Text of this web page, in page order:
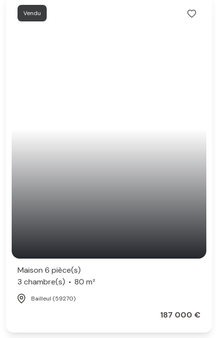
Vendu
Maison 6 pièce(s)
3 chambre(s)
80 m²
Bailleul (59270)
187 000 €